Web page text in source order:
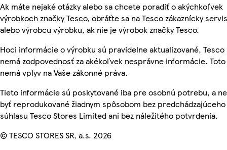
Ak máte nejaké otázky alebo sa chcete poradiť o akýchkoľvek
výrobkoch značky Tesco, obráťte sa na Tesco zákaznícky
alebo výrobcu výrobku, ak nie je výrobok značky Tesco.
Hoci informácie o výrobku sú pravidelne aktualizované, Tesco
nemá zodpovednosť za akékoľvek nesprávne informácie. Toto
nemá vplyv na Vaše zákonné práva.
Tieto informácie sú poskytované iba pre osobnú potrebu, a
byť reprodukované žiadnym spôsobom bez predchádzajúceho
súhlasu Tesco Stores Limited ani bez náležitého potvrdenia.
© TESCO STORES SR, a.s. 2026